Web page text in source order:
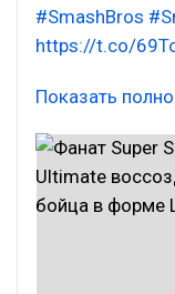
#SmashBros
https://t.co/
Показать